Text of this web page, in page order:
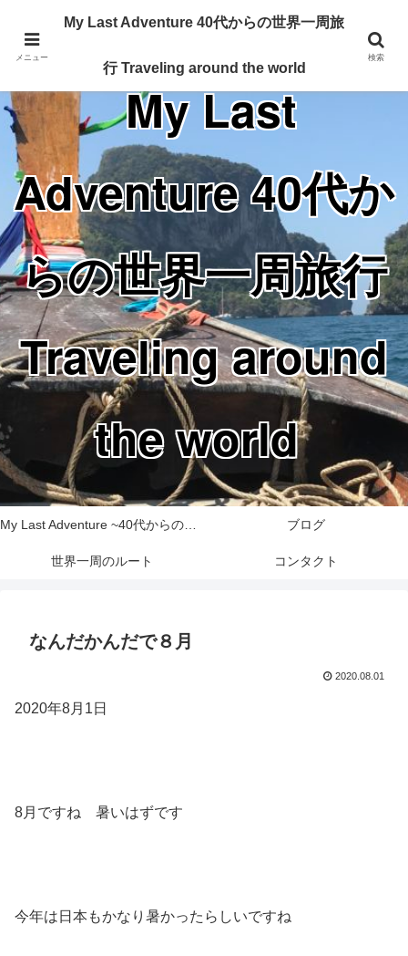
Traveling around the world from my 40's
My Last
Adventure 40代か
らの世界一周旅行
Traveling around
the world
My Last Adventure ~40代からの世界一周旅行記~ ブログ
世界一周のルート コンタクト
なんだかんだで８月
2020.08.01
2020年8月1日
8月ですね 暑いはずです
今年は日本もかなり暑かったらしいですね
メニュー
My Last Adventure 40代からの世界一周旅
行 Traveling around the world
検索